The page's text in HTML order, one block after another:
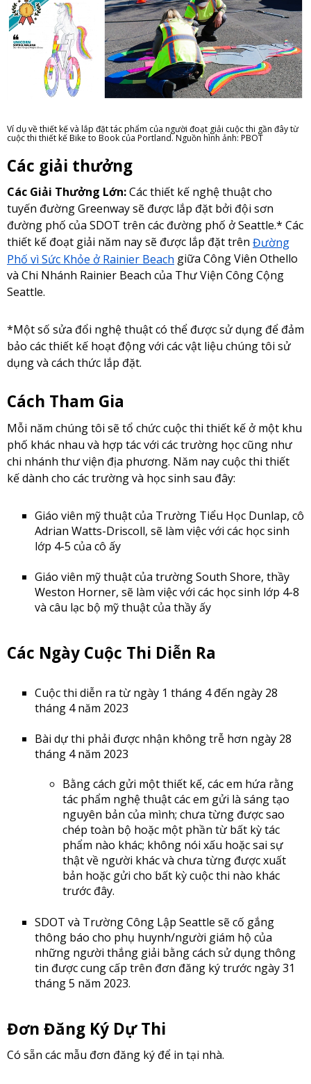
Ví dụ về thiết kế và lắp đặt tác phẩm của người đoạt giải cuộc thi gần đây từ
cuộc thi thiết kế Bike to Book của Portland. Nguồn hình ảnh: PBOT
Các giải thưởng
Các Giải Thưởng Lớn:Các thiết kế nghệ thuật cho
tuyến đường Greenway sẽ được lắp đặt bởi đội sơn
đường phố của SDOT trên các đường phố ở Seattle.* Các
thiết kế đoạt giải năm nay sẽ được lắp đặt trên Đường
Phố vì Sức Khỏe ở Rainier Beach giữa Công Viên Othello
và Chi Nhánh Rainier Beach của Thư Viện Công Cộng
Seattle.
*Một số sửa đổi nghệ thuật có thể được sử dụng để đảm
bảo các thiết kế hoạt động với các vật liệu chúng tôi sử
dụng và cách thức lắp đặt.
Cách Tham Gia
Mỗi năm chúng tôi sẽ tổ chức cuộc thi thiết kế ở một khu
phố khác nhau và hợp tác với các trường học cũng như
chi nhánh thư viện địa phương. Năm nay cuộc thi thiết
kế dành cho các trường và học sinh sau đây:
Giáo viên mỹ thuật của Trường Tiểu Học Dunlap, cô
Adrian Watts-Driscoll, sẽ làm việc với các học sinh
lớp 4-5 của cô ấy
Giáo viên mỹ thuật của trường South Shore, thầy
Weston Horner, sẽ làm việc với các học sinh lớp 4-8
và câu lạc bộ mỹ thuật của thầy ấy
Các Ngày Cuộc Thi Diễn Ra
Cuộc thi diễn ra từ ngày 1 tháng 4 đến ngày 28
tháng 4 năm 2023
Bài dự thi phải được nhận không trễ hơn ngày 28
tháng 4 năm 2023
Bằng cách gửi một thiết kế, các em hứa rằng
tác phẩm nghệ thuật các em gửi là sáng tạo
nguyên bản của mình; chưa từng được sao
chép toàn bộ hoặc một phần từ bất kỳ tác
phẩm nào khác; không nói xấu hoặc sai sự
thật về người khác và chưa từng được xuất
bản hoặc gửi cho bất kỳ cuộc thi nào khác
trước đây.
SDOT và Trường Công Lập Seattle sẽ cố gắng
thông báo cho phụ huynh/người giám hộ của
những người thắng giải bằng cách sử dụng thông
tin được cung cấp trên đơn đăng ký trước ngày 31
tháng 5 năm 2023.
Đơn Đăng Ký Dự Thi
Có sẵn các mẫu đơn đăng ký để in tại nhà.